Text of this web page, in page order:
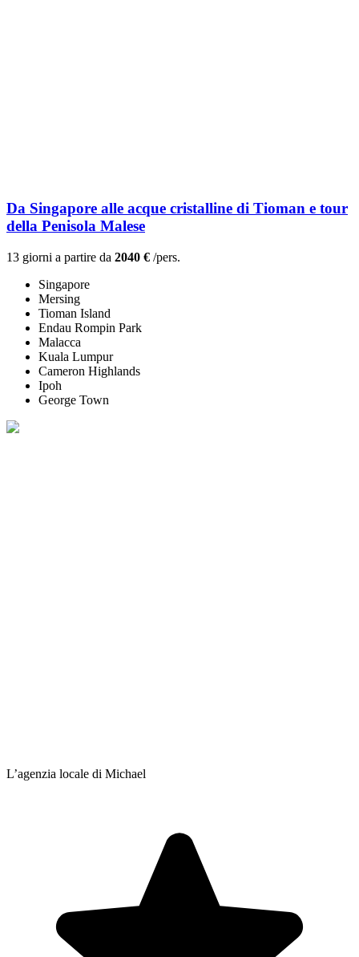
Da Singapore alle acque cristalline di Tioman e tour
della Penisola Malese
13 giorni a partire da 2040 € /pers.
Singapore
Mersing
Tioman Island
Endau Rompin Park
Malacca
Kuala Lumpur
Cameron Highlands
Ipoh
George Town
L’agenzia locale di Michael